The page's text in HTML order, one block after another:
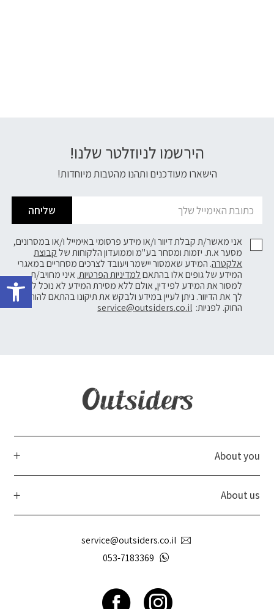
הירשמו לניוזלטר שלנו!
הישארו מעודכנים ותהנו מהטבות מיוחדות!
שליחה
אני מאשר/ת קבלת דיוור ו/או מידע פרסומי באימייל ו/או במסרונים,
מסער א.ת. יזמות ומסחר בע"מ וממועדון הלקוחות שלקבוצת
אלקטרה. המידע שאמסור יישמר ויעובד לצרכים מסחריים במאגרי
המידע של גופים אלו בהתאםלמדיניות הפרטיות. איני מחויב/ת
למסור את המידע לפי דין, אולם ללא מסירת המידע לא נוכל לשלוח
לך את הדיוור. ניתן לעיין במידע ולבקש את תיקונו בהתאם להוראות
החוק. לפניות: service@outsiders.co.il
About you
About us
service@outsiders.co.il
053-7183369